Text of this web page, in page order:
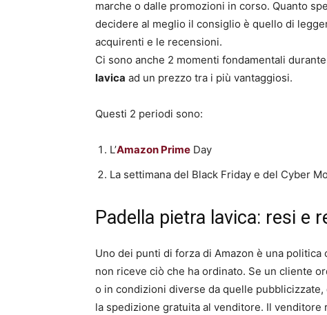
marche o dalle promozioni in corso. Quanto
decidere al meglio il consiglio è quello di
acquirenti e le recensioni.
Ci sono anche 2 momenti fondamentali
lavica ad un prezzo tra i più vantaggiosi.
Questi 2 periodi sono:
L’Amazon Prime Day
La settimana del Black Friday e del Cyber
Padella pietra lavica: resi e
Uno dei punti di forza di Amazon è una
non riceve ciò che ha ordinato. Se un cliente
o in condizioni diverse da quelle
la spedizione gratuita al venditore. Il